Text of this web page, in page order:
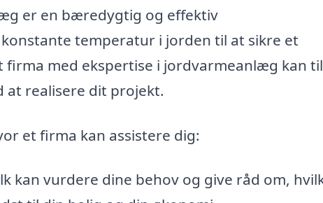
er en bæredygtig og effektiv
temperatur i jorden til at sikre et
med ekspertise i jordvarmeanlæg kan
realisere dit projekt.
et firma kan assistere dig:
kan vurdere dine behov og give råd om,